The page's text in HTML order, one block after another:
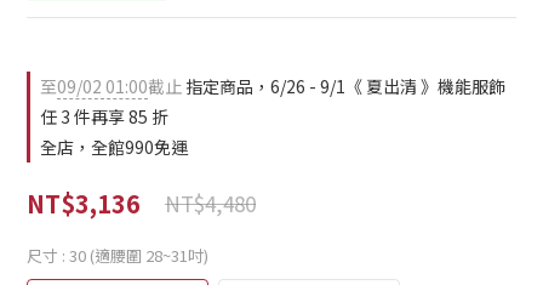
至09/02 01:00截止 指定商品，6/26 - 9/1《 夏出清 》機能服飾
任 3 件再享 85 折
全店，全館990免運
NT$3,136 NT$4,480
尺寸 : 30 (適腰圍 28~31吋)